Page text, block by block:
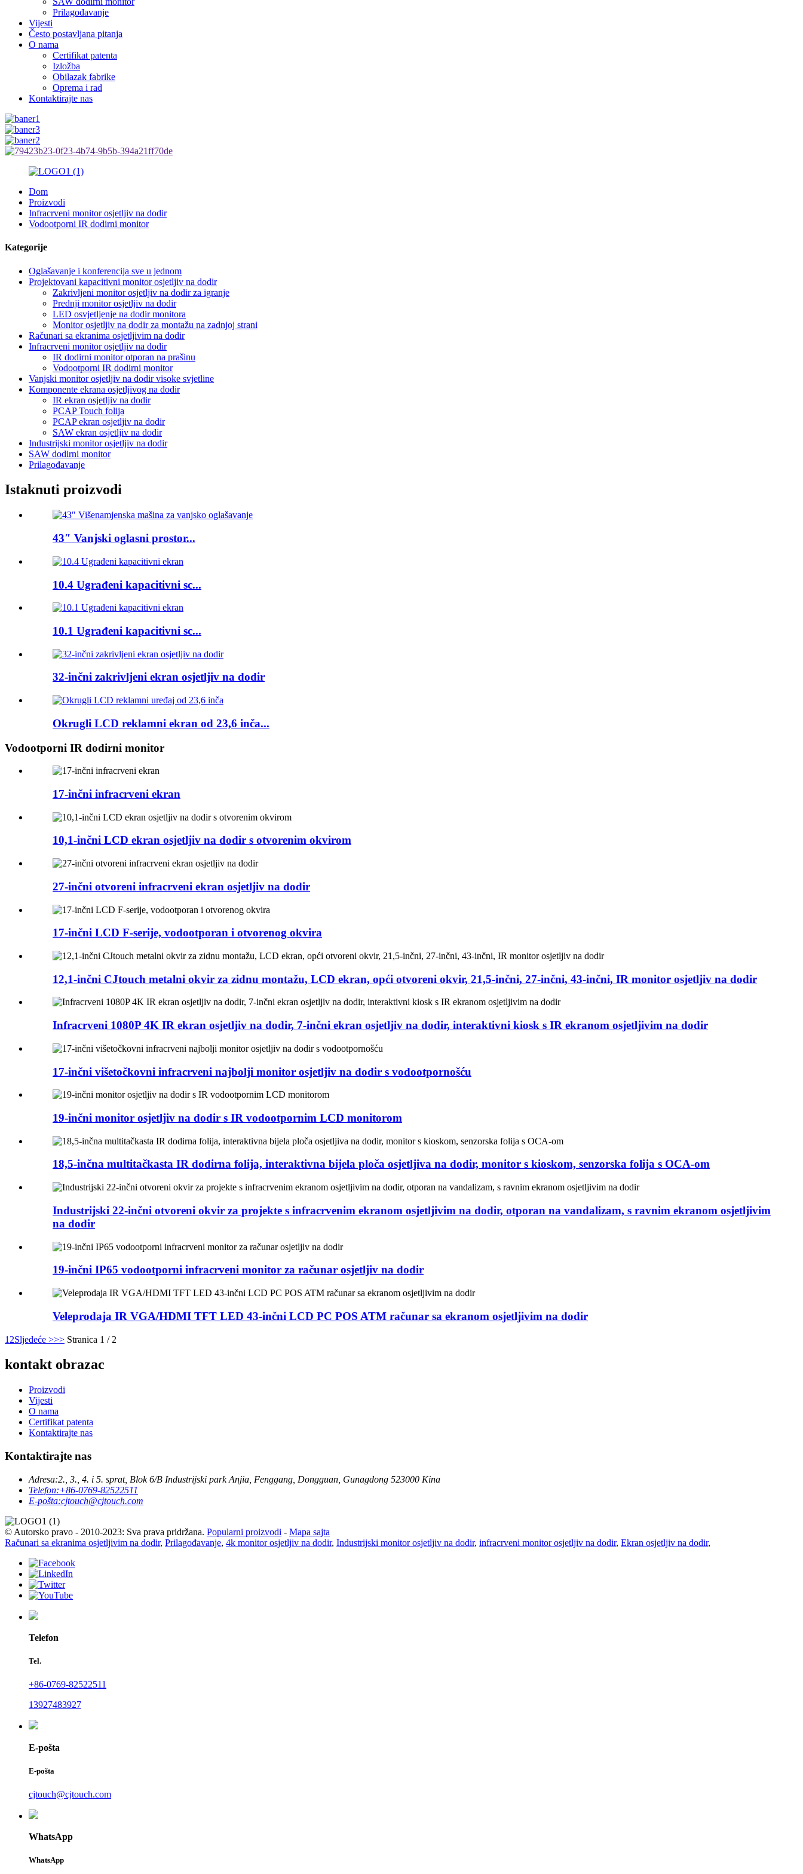
Prilagođavanje
Vijesti
Često postavljana pitanja
O nama
Certifikat patenta
Izložba
Obilazak fabrike
Oprema i rad
Kontaktirajte nas
Dom
Proizvodi
Infracrveni monitor osjetljiv na dodir
Vodootporni IR dodirni monitor
Kategorije
Oglašavanje i konferencija sve u jednom
Projektovani kapacitivni monitor osjetljiv na dodir
Zakrivljeni monitor osjetljiv na dodir za igranje
Prednji monitor osjetljiv na dodir
LED osvjetljenje na dodir monitora
Monitor osjetljiv na dodir za montažu na zadnjoj strani
Računari sa ekranima osjetljivim na dodir
Infracrveni monitor osjetljiv na dodir
IR dodirni monitor otporan na prašinu
Vodootporni IR dodirni monitor
Vanjski monitor osjetljiv na dodir visoke svjetline
Komponente ekrana osjetljivog na dodir
IR ekran osjetljiv na dodir
PCAP Touch folija
PCAP ekran osjetljiv na dodir
SAW ekran osjetljiv na dodir
Industrijski monitor osjetljiv na dodir
SAW dodirni monitor
Prilagođavanje
Istaknuti proizvodi
43″ Vanjski oglasni prostor...
10.4 Ugrađeni kapacitivni sc...
10.1 Ugrađeni kapacitivni sc...
32-inčni zakrivljeni ekran osjetljiv na dodir
Okrugli LCD reklamni ekran od 23,6 inča...
Vodootporni IR dodirni monitor
17-inčni infracrveni ekran
10,1-inčni LCD ekran osjetljiv na dodir s otvorenim okvirom
27-inčni otvoreni infracrveni ekran osjetljiv na dodir
17-inčni LCD F-serije, vodootporan i otvorenog okvira
12,1-inčni CJtouch metalni okvir za zidnu montažu, LCD ekran, opći otvoreni okvir, 21,5-inčni, 27-inčni, 43-inčni, IR monitor osjetljiv na dodir
Infracrveni 1080P 4K IR ekran osjetljiv na dodir, 7-inčni ekran osjetljiv na dodir, interaktivni kiosk s IR ekranom osjetljivim na dodir
17-inčni višetočkovni infracrveni najbolji monitor osjetljiv na dodir s vodootpornošću
19-inčni monitor osjetljiv na dodir s IR vodootpornim LCD monitorom
18,5-inčna multitačkasta IR dodirna folija, interaktivna bijela ploča osjetljiva na dodir, monitor s kioskom, senzorska folija s OCA-om
Industrijski 22-inčni otvoreni okvir za projekte s infracrvenim ekranom osjetljivim na dodir, otporan na vandalizam, s ravnim ekranom osjetljivim
na dodir
19-inčni IP65 vodootporni infracrveni monitor za računar osjetljiv na dodir
Veleprodaja IR VGA/HDMI TFT LED 43-inčni LCD PC POS ATM računar sa ekranom osjetljivim na dodir
1 2Sljedeće >>> Stranica 1 / 2
kontakt obrazac
Proizvodi
Vijesti
O nama
Certifikat patenta
Kontaktirajte nas
Kontaktirajte nas
Adresa:2., 3., 4. i 5. sprat, Blok 6/B Industrijski park Anjia, Fenggang, Dongguan, Gunagdong 523000 Kina
Telefon:+86-0769-82522511
E-pošta:cjtouch@cjtouch.com
© Autorsko pravo - 2010-2023: Sva prava pridržana. Popularni proizvodi - Mapa sajta
Računari sa ekranima osjetljivim na dodir, Prilagođavanje, 4k monitor osjetljiv na dodir, Industrijski monitor osjetljiv na dodir, infracrveni monitor osjetljiv na dodir, Ekran osjetljiv na dodir,
Telefon
Tel.
+86-0769-82522511
13927483927
E-pošta
E-pošta
cjtouch@cjtouch.com
WhatsApp
WhatsApp